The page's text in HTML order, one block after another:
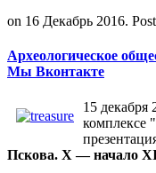
on 16 Декабрь 2016.
Археологическое
Мы Вконтакте
15 декабря
комплексе
Пскова. X — начало